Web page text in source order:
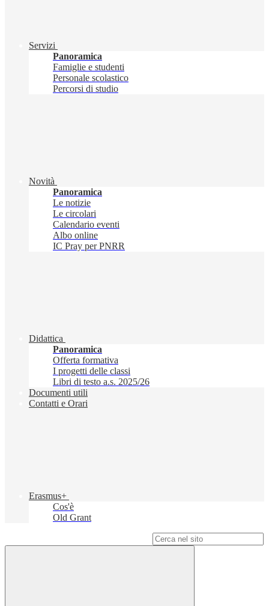
Servizi
Panoramica
Famiglie e studenti
Personale scolastico
Percorsi di studio
Novità
Panoramica
Le notizie
Le circolari
Calendario eventi
Albo online
IC Pray per PNRR
Didattica
Panoramica
Offerta formativa
I progetti delle classi
Libri di testo a.s. 2025/26
Documenti utili
Contatti e Orari
Erasmus+
Cos'è
Old Grant